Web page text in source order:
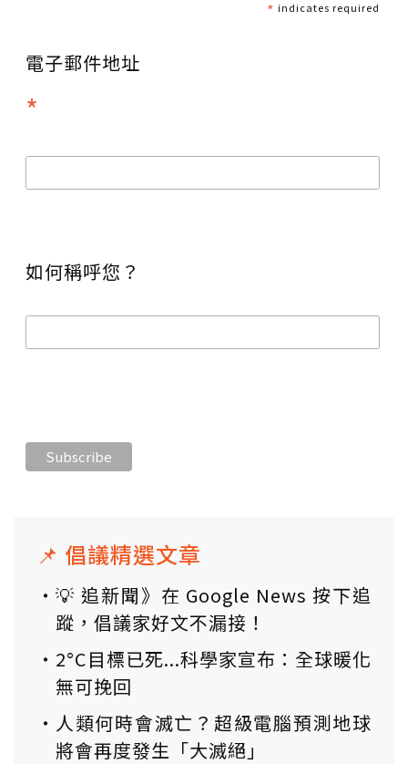
* indicates required
電子郵件地址
*
如何稱呼您？
📌 倡議精選文章
💡 追新聞》在 Google News 按下追
蹤，倡議家好文不漏接！
2°C目標已死...科學家宣布：全球暖化
無可挽回
人類何時會滅亡？超級電腦預測地球
將會再度發生「大滅絕」